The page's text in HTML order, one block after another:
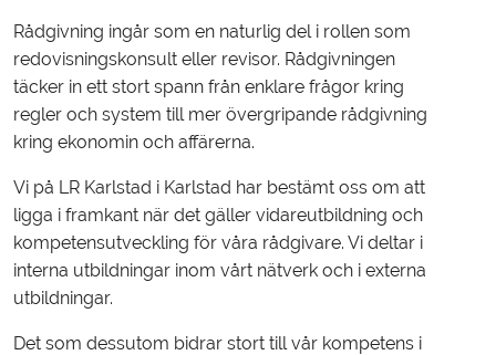
Rådgivning ingår som en naturlig del i rollen som
redovisningskonsult eller revisor. Rådgivningen
täcker in ett stort spann från enklare frågor kring
regler och system till mer övergripande rådgivning
kring ekonomin och affärerna.
Vi på LR Karlstad i Karlstad har bestämt oss om att
ligga i framkant när det gäller vidareutbildning och
kompetensutveckling för våra rådgivare. Vi deltar i
interna utbildningar inom vårt nätverk och i externa
utbildningar.
Det som dessutom bidrar stort till vår kompetens i